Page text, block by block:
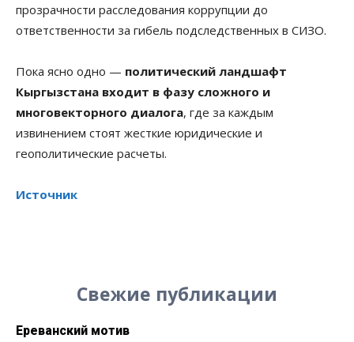
прозрачности расследования коррупции до
ответственности за гибель подследственных в СИЗО.
Пока ясно одно — политический ландшафт
Кыргызстана входит в фазу сложного и
многовекторного диалога, где за каждым
извинением стоят жесткие юридические и
геополитические расчеты.
Источник
Свежие публикации
Ереванский мотив